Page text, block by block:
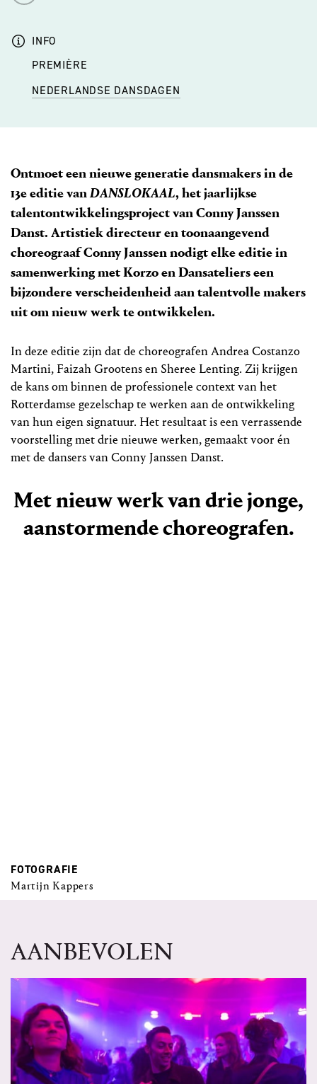
Ontmoet een nieuwe generatie dansmakers in de
13e editie vanDANSLOKAAL, het jaarlijkse
talentontwikkelingsproject van Conny Janssen
Danst. Artistiek directeur en toonaangevend
choreograaf Conny Janssen nodigt elke editie in
samenwerking met Korzo en Dansateliers een
bijzondere verscheidenheid aan talentvolle makers
uit om nieuw werk te ontwikkelen.
In deze editie zijn dat de choreografen Andrea Costanzo
Martini, Faizah Grootens en Sheree Lenting. Zij krijgen
de kans om binnen de professionele context van het
Rotterdamse gezelschap te werken aan de ontwikkeling
van hun eigen signatuur. Het resultaat is een verrassende
voorstelling met drie nieuwe werken, gemaakt voor én
met de dansers van Conny Janssen Danst.
Met nieuw werk van drie jonge,
aanstormende choreografen.
INFO
PREMIÈRE
NEDERLANDSE DANSDAGEN
FOTOGRAFIE
Martijn Kappers
AANBEVOLEN